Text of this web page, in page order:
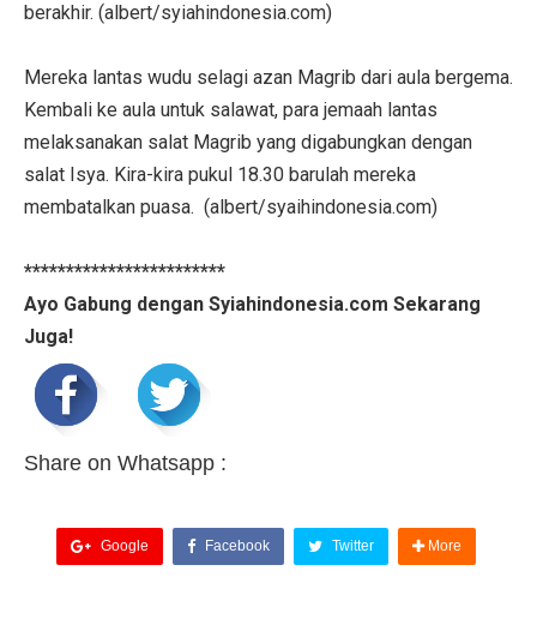
berakhir. (albert/syiahindonesia.com)
Mereka lantas wudu selagi azan Magrib dari aula bergema.
Kembali ke aula untuk salawat, para jemaah lantas
melaksanakan salat Magrib yang digabungkan dengan
salat Isya. Kira-kira pukul 18.30 barulah mereka
membatalkan puasa. (albert/syaihindonesia.com)
************************
Ayo Gabung dengan Syiahindonesia.com Sekarang
Juga!
Share on Whatsapp :
Google Facebook Twitter More